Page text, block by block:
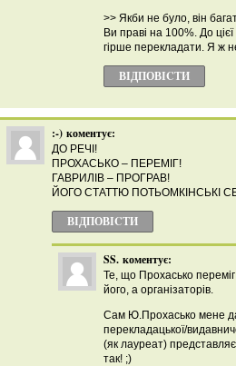
>> Якби не було, він
Ви праві на 100%. До
гірше перекладати. Я ж
ВІДПОВІCТИ
:-) коментує:
ДО РЕЧІ!
ПРОХАСЬКО – ПЕРЕМІГ!
ГАВРИЛІВ – ПРОГРАВ!
ЙОГО СТАТТЮ ПОТЬОМКІНСЬКІ
ВІДПОВІCТИ
SS. коментує:
Те, що Прохасько переміг
його, а організаторів.
Сам Ю.Прохасько мене
перекладацької/
(як лауреат)
так! ;)